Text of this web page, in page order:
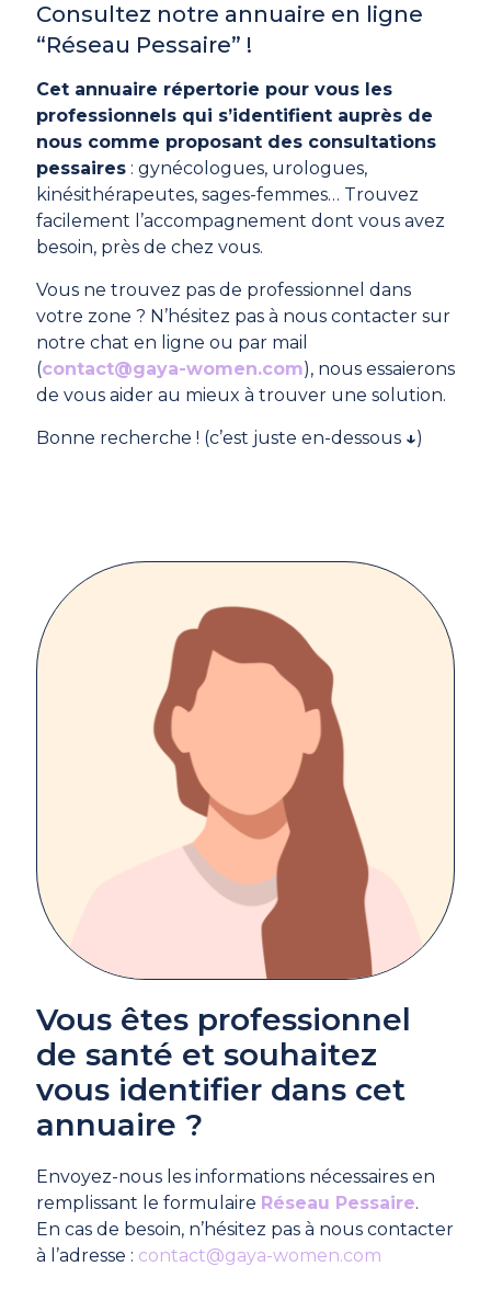
Consultez notre annuaire en ligne
“Réseau Pessaire” !
Cet annuaire répertorie pour vous les
professionnels qui s’identifient auprès de
nous comme proposant des consultations
pessaires : gynécologues, urologues,
kinésithérapeutes, sages-femmes… Trouvez
facilement l’accompagnement dont vous avez
besoin, près de chez vous.
Vous ne trouvez pas de professionnel dans
votre zone ? N’hésitez pas à nous contacter sur
notre chat en ligne ou par mail
(contact@gaya-women.com), nous essaierons
de vous aider au mieux à trouver une solution.
Bonne recherche ! (c’est juste en-dessous ↓)
Vous êtes professionnel
de santé et souhaitez
vous identifier dans cet
annuaire ?
Envoyez-nous les informations nécessaires en
remplissant le formulaire Réseau Pessaire.
En cas de besoin, n’hésitez pas à nous contacter
à l’adresse : contact@gaya-women.com